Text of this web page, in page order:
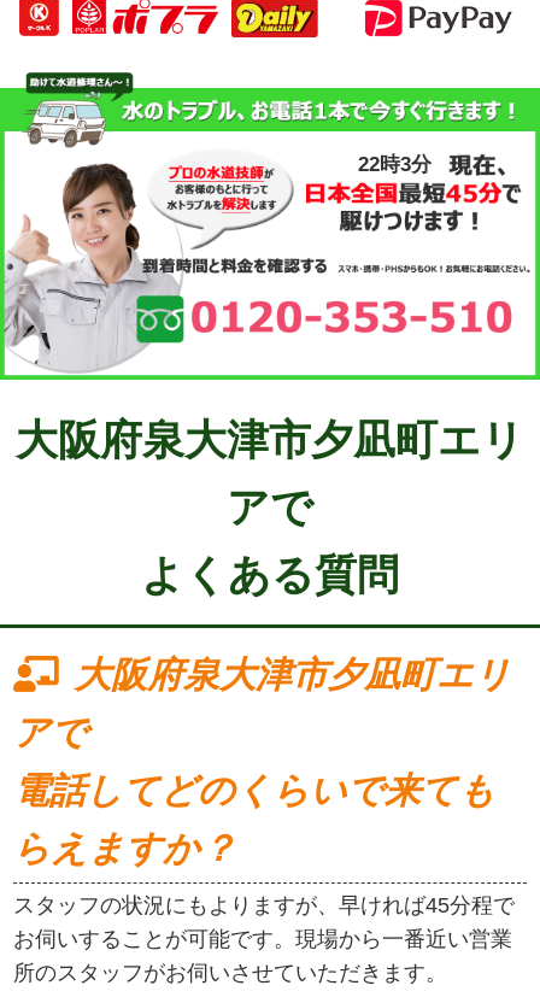
22時4分
大阪府泉大津市夕凪町エリ
アで
よくある質問
大阪府泉大津市夕凪町エリ
アで
電話してどのくらいで来ても
らえますか？
スタッフの状況にもよりますが、早ければ45分程で
お伺いすることが可能です。現場から一番近い営業
所のスタッフがお伺いさせていただきます。